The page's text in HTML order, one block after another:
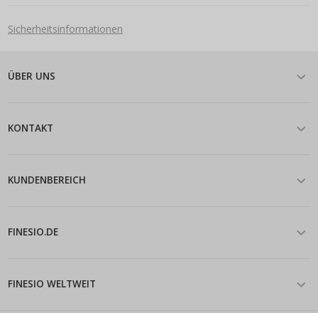
Sicherheitsinformationen
ÜBER UNS
KONTAKT
KUNDENBEREICH
FINESIO.DE
FINESIO WELTWEIT